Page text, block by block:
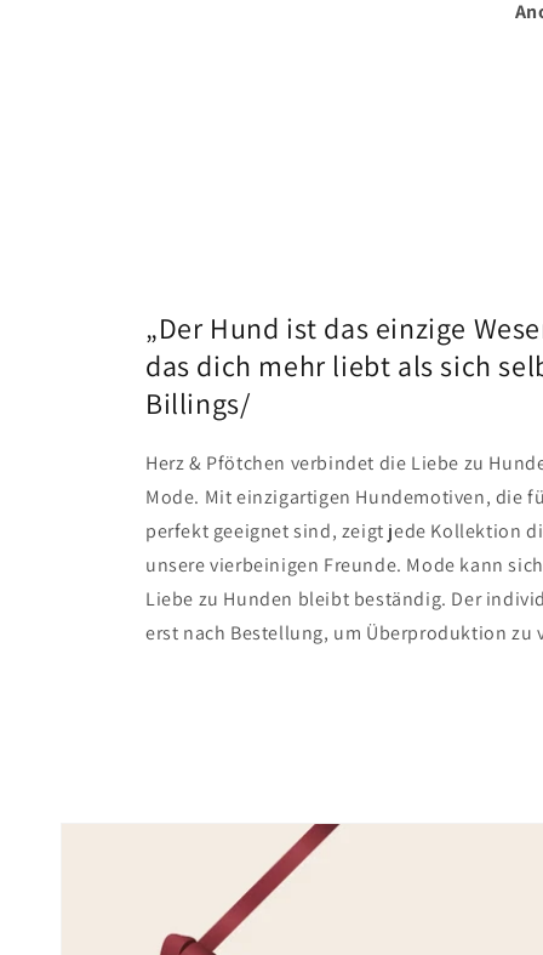
„Der Hund ist das einzige
das dich mehr liebt als sich
Billings/
Herz & Pfötchen verbindet die Liebe zu
Mode. Mit einzigartigen Hundemotiven, die
perfekt geeignet sind, zeigt jede Kollektion
unsere vierbeinigen Freunde. Mode kann
Liebe zu Hunden bleibt beständig. Der
erst nach Bestellung, um Überproduktion zu